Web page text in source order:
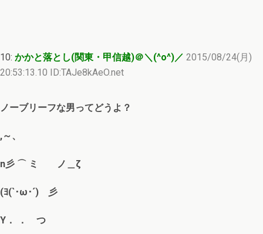
10: かかと落とし(関東・甲信越)＠＼(^o^)／ 2015/08/24(月)
20:53:13.10 ID:TAJe8kAeO.net
ノーブリーフな男ってどうよ？
,～、
n彡 ⌒ ミ ノ＿ζ
(ﾖ(`･ω･´) 彡
Y． ． つ